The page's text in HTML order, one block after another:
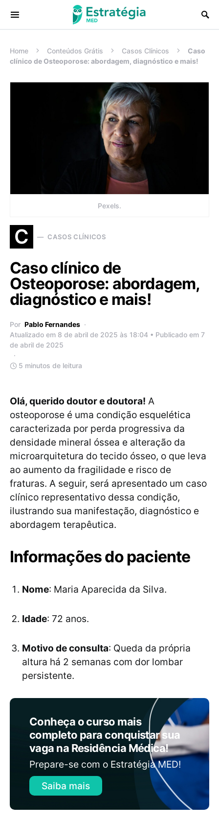
Procurar:
Home Conteúdos Grátis Casos Clínicos
Caso
clínico de Osteoporose: abordagem, diagnóstico e mais!
Pexels.
C CASOS CLÍNICOS
Caso clínico de
Osteoporose: abordagem,
diagnóstico e mais!
Por Pablo Fernandes
Atualizado em 8 de abril de 2025 às 18:04 • Publicado em 7
de abril de 2025
5 minutos de leitura
Olá, querido doutor e doutora! A
osteoporose é uma condição esquelética
caracterizada por perda progressiva da
densidade mineral óssea e alteração da
microarquitetura do tecido ósseo, o que leva
ao aumento da fragilidade e risco de
fraturas. A seguir, será apresentado um caso
clínico representativo dessa condição,
ilustrando sua manifestação, diagnóstico e
abordagem terapêutica.
Informações do paciente
Nome: Maria Aparecida da Silva.
Idade: 72 anos.
Motivo de consulta: Queda da própria
altura há 2 semanas com dor lombar
persistente.
Conheça o curso mais
completo para conquistar sua
vaga na Residência Médica!
Prepare-se com o Estratégia MED!
Saiba mais